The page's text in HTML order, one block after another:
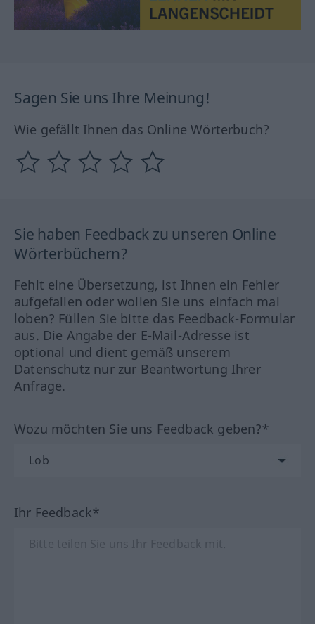
Sagen Sie uns Ihre Meinung!
Wie gefällt Ihnen das Online Wörterbuch?
Sie haben Feedback zu unseren Online
Wörterbüchern?
Fehlt eine Übersetzung, ist Ihnen ein Fehler
aufgefallen oder wollen Sie uns einfach mal
loben? Füllen Sie bitte das Feedback-Formular
aus. Die Angabe der E-Mail-Adresse ist
optional und dient gemäß unserem
Datenschutz nur zur Beantwortung Ihrer
Anfrage.
Wozu möchten Sie uns Feedback geben?*
Ihr Feedback*